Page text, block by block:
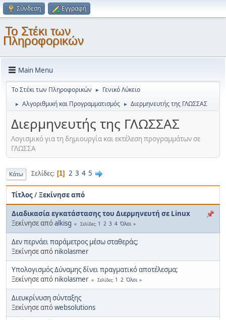
Σύνδεση Εγγραφή
Το Στέκι των
Πληροφορικών
Main Menu
Το Στέκι των Πληροφορικών ► Γενικό Λύκειο
► Αλγοριθμική και Προγραμματισμός ► Διερμηνευτής της ΓΛΩΣΣΑΣ
Διερμηνευτής της ΓΛΩΣΣΑΣ
Λογισμικό για τη δημιουργία και εκτέλεση προγραμμάτων σε
ΓΛΩΣΣΑ
Κάτω Σελίδες 1 2 3 4 5
Τίτλος/Ξεκίνησε από
Διαδικασία εγκατάστασης του Διερμηνευτή σε Linux
Ξεκίνησε απόalkisg Σελίδες 1 2 3 4 Όλοι
Δεν περνάει παράμετρος μέσω σταθεράς;
Ξεκίνησε από nikolasmer
Υπολογισμός Δύναμης δίνει πραγματικό αποτέλεσμα;
Ξεκίνησε από nikolasmer Σελίδες 1 2 Όλοι
Διευκρίνυση σύνταξης
Ξεκίνησε απόwebsolutions